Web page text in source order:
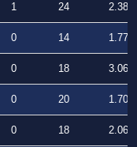
1 24
2.382
0 14
1.775
0 18
3.069
0 20
1.709
0 18
2.064